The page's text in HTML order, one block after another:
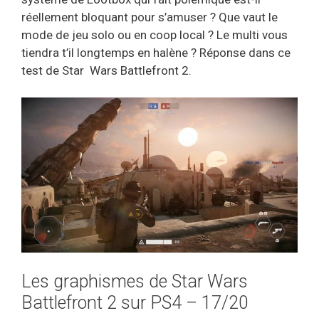
réellement bloquant pour s’amuser ? Que vaut le
mode de jeu solo ou en coop local ? Le multi vous
tiendra t’il longtemps en halène ? Réponse dans ce
test de Star Wars Battlefront 2.
Les graphismes de Star Wars
Battlefront 2 sur PS4 – 17/20